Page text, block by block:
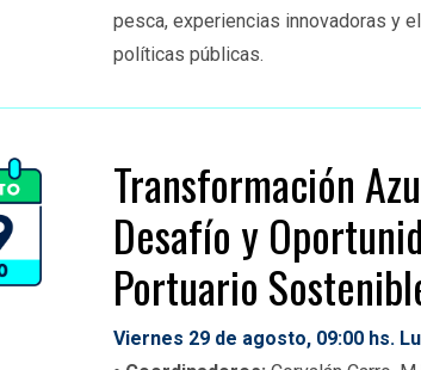
pesca, experiencias innovadoras y
políticas públicas.
Transformación
Desafío y
Portuario
Viernes 29 de agosto, 09:00 hs.